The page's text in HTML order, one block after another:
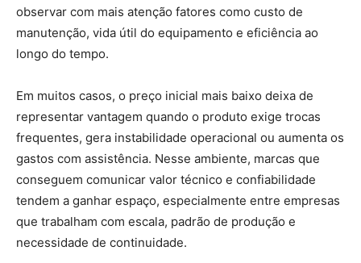
observar com mais atenção fatores como custo de
manutenção, vida útil do equipamento e eficiência ao
longo do tempo.
Em muitos casos, o preço inicial mais baixo deixa de
representar vantagem quando o produto exige trocas
frequentes, gera instabilidade operacional ou aumenta os
gastos com assistência. Nesse ambiente, marcas que
conseguem comunicar valor técnico e confiabilidade
tendem a ganhar espaço, especialmente entre empresas
que trabalham com escala, padrão de produção e
necessidade de continuidade.